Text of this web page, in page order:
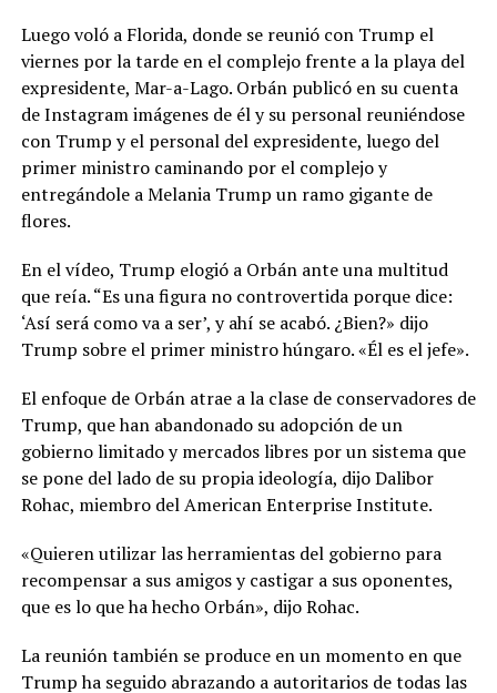
Luego voló a Florida, donde se reunió con Trump el
viernes por la tarde en el complejo frente a la playa del
expresidente, Mar-a-Lago. Orbán publicó en su cuenta
de Instagram imágenes de él y su personal reuniéndose
con Trump y el personal del expresidente, luego del
primer ministro caminando por el complejo y
entregándole a Melania Trump un ramo gigante de
flores.
En el vídeo, Trump elogió a Orbán ante una multitud
que reía. “Es una figura no controvertida porque dice:
‘Así será como va a ser’, y ahí se acabó. ¿Bien?» dijo
Trump sobre el primer ministro húngaro. «Él es el jefe».
El enfoque de Orbán atrae a la clase de conservadores de
Trump, que han abandonado su adopción de un
gobierno limitado y mercados libres por un sistema que
se pone del lado de su propia ideología, dijo Dalibor
Rohac, miembro del American Enterprise Institute.
«Quieren utilizar las herramientas del gobierno para
recompensar a sus amigos y castigar a sus oponentes,
que es lo que ha hecho Orbán», dijo Rohac.
La reunión también se produce en un momento en que
Trump ha seguido abrazando a autoritarios de todas las